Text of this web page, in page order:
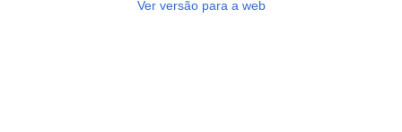
Ver versão para a web